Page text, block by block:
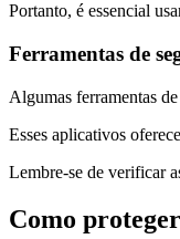
Portanto, é essencial
Ferramentas de
Algumas ferramentas
Esses aplicativos
Lembre-se de verificar
Como